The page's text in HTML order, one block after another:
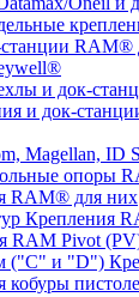
RAM®
и док-
и док-
опоры
RAM® для них
Крепления
RAM Pivot